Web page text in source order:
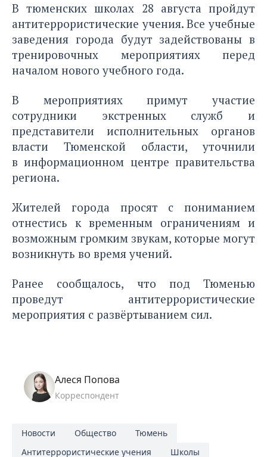
В тюменских школах 28 августа пройдут
антитеррористические учения. Все учебные
заведения города будут задействованы в
тренировочных мероприятиях перед
началом нового учебного года.
В мероприятиях примут участие
сотрудники экстренных служб и
представители исполнительных органов
власти Тюменской области, уточнили
в информационном центре правительства
региона.
Жителей города просят с пониманием
отнестись к временным ограничениям и
возможным громким звукам, которые могут
возникнуть во время учений.
Ранее сообщалось, что под Тюменью
проведут антитеррористические
мероприятия с развёртыванием сил.
Алеся Попова
Корреспондент
Новости Общество
Тюмень
Антитеррористические учения
Школы